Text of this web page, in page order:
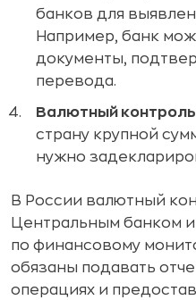
банков для
Например, банк
документы,
перевода.
Валютный
страну крупной
нужно
В России валютный
Центральным банком
по финансовому
обязаны подавать
операциях и